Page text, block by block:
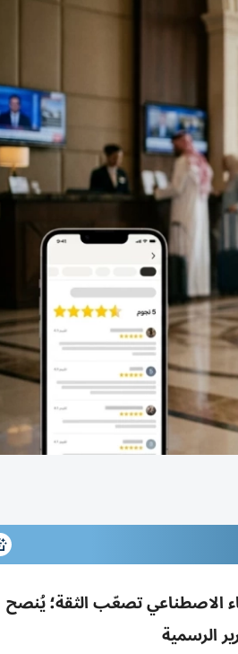
بالذكاء الاصطناعي تصعّب الثقة؛ يُنصح
الرسمية